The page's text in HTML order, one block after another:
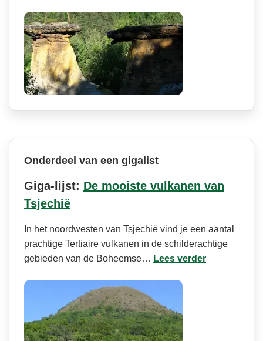
Onderdeel van een gigalist
Giga-lijst: De mooiste vulkanen van
Tsjechië
In het noordwesten van Tsjechië vind je een aantal
prachtige Tertiaire vulkanen in de schilderachtige
gebieden van de Boheemse… Lees verder